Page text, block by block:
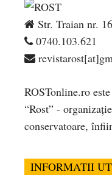
Str. Traian nr.
0740.103.621
ROSTonline.ro
“Rost” -
conservatoare,
INFORMATII